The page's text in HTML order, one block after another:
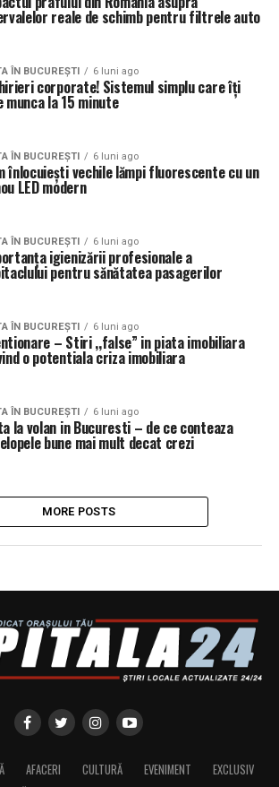
reale de schimb pentru filtrele auto
ÎN BUCUREȘTI 6 luni ago
corporate! Sistemul simplu care îți
munca la 15 minute
ÎN BUCUREȘTI 6 luni ago
înlocuiești vechile lămpi fluorescente cu un
LED modern
ÎN BUCUREȘTI 6 luni ago
igienizării profesionale a
pentru sănătatea pasagerilor
ÎN BUCUREȘTI 6 luni ago
– Stiri ,,false” in piata imobiliara
o potentiala criza imobiliara
ÎN BUCUREȘTI 6 luni ago
la volan in Bucuresti – de ce conteaza
bune mai mult decat crezi
MORE POSTS
AFACERI CULTURĂ EVENIMENT
EXCLUSIV